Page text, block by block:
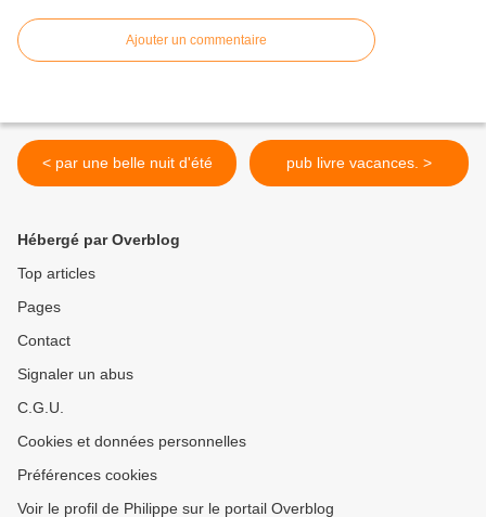
Ajouter un commentaire
< par une belle nuit d'été pub livre vacances. >
Hébergé par Overblog
Top articles
Pages
Contact
Signaler un abus
C.G.U.
Cookies et données personnelles
Préférences cookies
Voir le profil de Philippe sur le portail Overblog